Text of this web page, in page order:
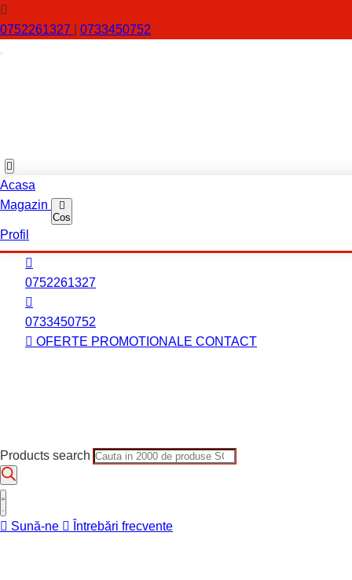
0752261327 0733450752
Acasa
Magazin
Cos
Profil
0752261327
0733450752
OFERTE PROMOTIONALE CONTACT
Products search
Sună-ne Întrebări frecvente